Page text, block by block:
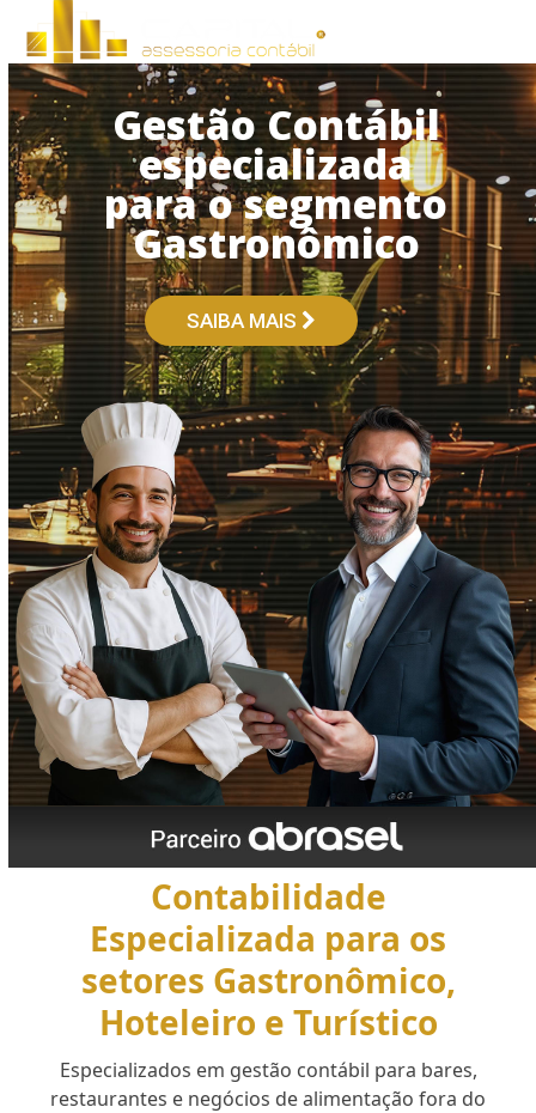
content
Open
mobile
menu
Close
mobile
menu
Gestão Contábil
especializada
para o segmento
Gastronômico
SAIBA MAIS
Contabilidade
Especializada para os
setores Gastronômico,
Hoteleiro e Turístico
Especializados em gestão contábil para bares,
restaurantes e negócios de alimentação fora do